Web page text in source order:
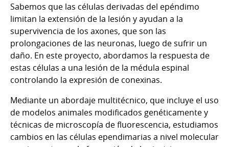
Sabemos que las células derivadas del epéndimo
limitan la extensión de la lesión y ayudan a la
supervivencia de los axones, que son las
prolongaciones de las neuronas, luego de sufrir un
daño. En este proyecto, abordamos la respuesta de
estas células a una lesión de la médula espinal
controlando la expresión de conexinas.
Mediante un abordaje multitécnico, que incluye el uso
de modelos animales modificados genéticamente y
técnicas de microscopía de fluorescencia, estudiamos
cambios en las células ependimarias a nivel molecular